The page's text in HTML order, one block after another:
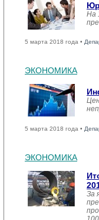
На
5 марта 2018 года •
ЭКОНОМИКА
5 марта 2018 года •
ЭКОНОМИКА
За